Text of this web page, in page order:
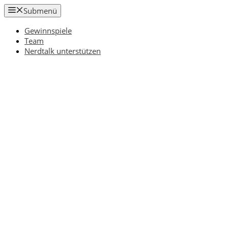
Zum
Inhalt
springen
Submenü
Gewinnspiele
Team
Nerdtalk unterstützen